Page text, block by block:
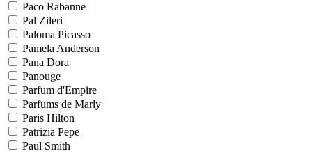
Paco Rabanne
Pal Zileri
Paloma Picasso
Pamela Anderson
Pana Dora
Panouge
Parfum d'Empire
Parfums de Marly
Paris Hilton
Patrizia Pepe
Paul Smith